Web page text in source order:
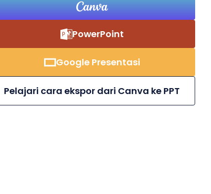
PowerPoint
Google Presentasi
Pelajari cara ekspor dari Canva ke PPT